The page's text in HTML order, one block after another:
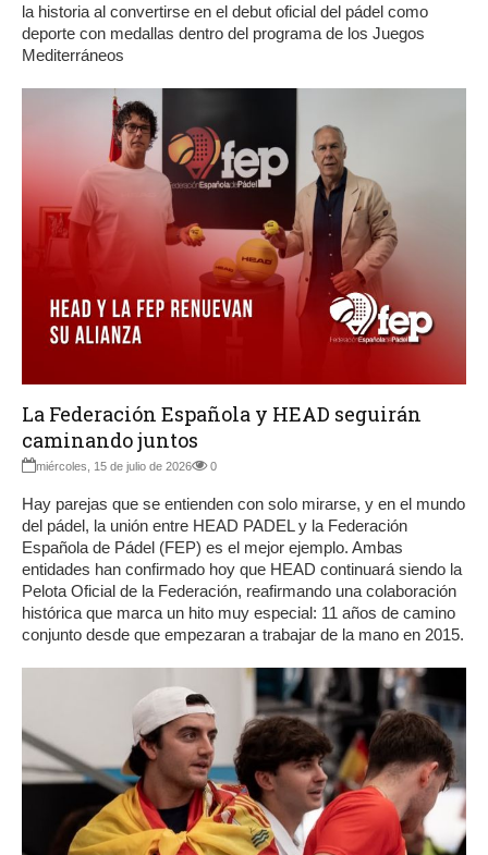
la historia al convertirse en el debut oficial del pádel como
deporte con medallas dentro del programa de los Juegos
Mediterráneos
La Federación Española y HEAD seguirán
caminando juntos
miércoles, 15 de julio de 2026 0
Hay parejas que se entienden con solo mirarse, y en el mundo
del pádel, la unión entre HEAD PADEL y la Federación
Española de Pádel (FEP) es el mejor ejemplo. Ambas
entidades han confirmado hoy que HEAD continuará siendo la
Pelota Oficial de la Federación, reafirmando una colaboración
histórica que marca un hito muy especial: 11 años de camino
conjunto desde que empezaran a trabajar de la mano en 2015.